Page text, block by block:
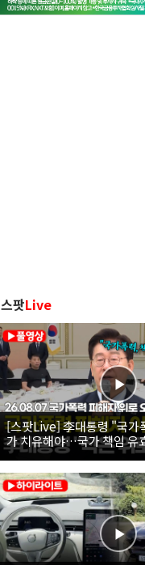
스팟Live
[스팟Live] 李대통령 "국가
가 치유해야…국가 책임 유
26.08.07 국가폭력 피해자